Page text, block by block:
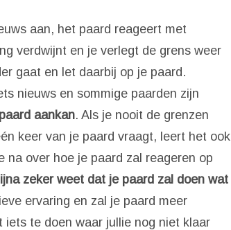
aan, het paard reageert met
verdwijnt en je verlegt de grens weer
gaat en let daarbij op je paard.
nieuws en sommige paarden zijn
aankan. Als je nooit de grenzen
keer van je paard vraagt, leert het ook
na over hoe je paard zal reageren op
zeker weet dat je paard zal doen wat
ervaring en zal je paard meer
te doen waar jullie nog niet klaar